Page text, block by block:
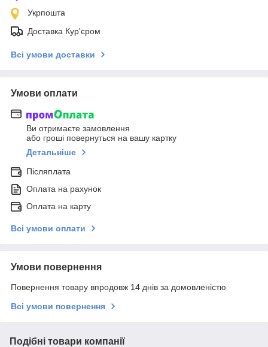
Укрпошта
Доставка Кур'єром
Всі умови доставки
Умови оплати
Ви отримаєте замовлення
або гроші повернуться на вашу картку
Детальніше
Післяплата
Оплата на рахунок
Оплата на карту
Всі умови оплати
Умови повернення
Повернення товару впродовж 14 днів за домовленістю
Всі умови повернення
Подібні товари компанії